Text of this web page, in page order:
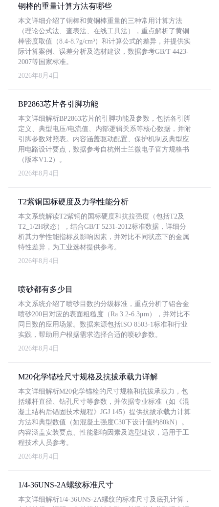
铜棒的重量计算方法有哪些
本文详细介绍了铜棒和黄铜棒重量的三种常用计算方法
（理论公式法、查表法、在线工具法），重点解析了黄铜
棒密度取值（8.4-8.7g/cm³）和计算公式的差异，并提供实
际计算案例、误差分析及选材建议，数据参考GB/T 4423-
2007等国家标准。
2026年8月4日
BP2863芯片各引脚功能
本文详细解析BP2863芯片的引脚功能及参数，包括各引脚
定义、典型电压/电流值、内部逻辑关系等核心数据，并附
引脚参数对照表。内容涵盖驱动配置、保护机制及典型应
用电路设计要点，数据参考自杭州士兰微电子官方规格书
（版本V1.2）。
2026年8月4日
T2紫铜国标硬度及力学性能分析
本文系统解读T2紫铜的国标硬度和抗拉强度（包括T2及
T2_1/2H状态），结合GB/T 5231-2012标准数据，详细分
析其力学性能指标及影响因素，并对比不同状态下的金属
特性差异，为工业选材提供参考。
2026年8月4日
喷砂都有多少目
本文系统介绍了喷砂目数的分级标准，重点分析了铝合金
喷砂200目对应的表面粗糙度（Ra 3.2-6.3μm），并对比不
同目数的应用场景。数据来源包括ISO 8503-1标准和行业
实践，帮助用户根据需求选择合适的喷砂参数。
2026年8月4日
M20化学锚栓尺寸规格及抗拔承载力详解
本文详细解析M20化学锚栓的尺寸规格和抗拔承载力，包
括螺杆直径、钻孔尺寸等参数，并依据专业标准（如《混
凝土结构后锚固技术规程》JGJ 145）提供抗拔承载力计算
方法和典型数值（如混凝土强度C30下设计值约80kN）。
内容涵盖安装要点、性能影响因素及选型建议，适用于工
程技术人员参考。
2026年8月4日
1/4-36UNS-2A螺纹标准尺寸
本文详细解析1/4-36UNS-2A螺纹的标准尺寸及底孔计算，